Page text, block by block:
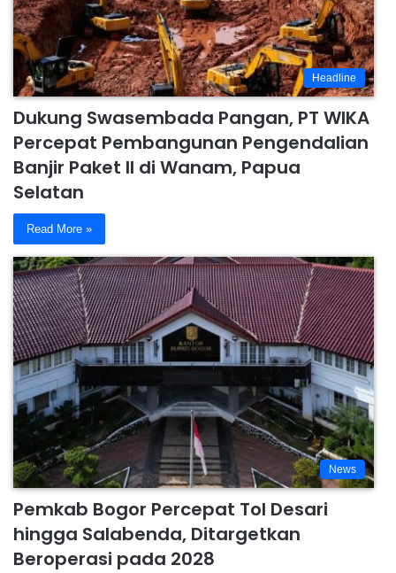
Headline
Dukung Swasembada Pangan, PT WIKA
Percepat Pembangunan Pengendalian
Banjir Paket II di Wanam, Papua
Selatan
Read More »
News
Pemkab Bogor Percepat Tol Desari
hingga Salabenda, Ditargetkan
Beroperasi pada 2028